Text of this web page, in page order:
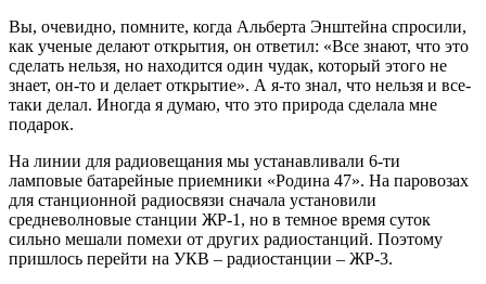
Вы, очевидно, помните, когда Альберта Энштейна спросили,
как ученые делают открытия, он ответил: «Все знают, что это
сделать нельзя, но находится один чудак, который этого не
знает, он-то и делает открытие». А я-то знал, что нельзя и все-
таки делал. Иногда я думаю, что это природа сделала мне
подарок.
На линии для радиовещания мы устанавливали 6-ти
ламповые батарейные приемники «Родина 47». На паровозах
для станционной радиосвязи сначала установили
средневолновые станции ЖР-1, но в темное время суток
сильно мешали помехи от других радиостанций. Поэтому
пришлось перейти на УКВ – радиостанции – ЖР-3.